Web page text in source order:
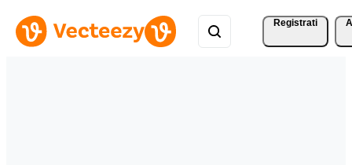
Registrati